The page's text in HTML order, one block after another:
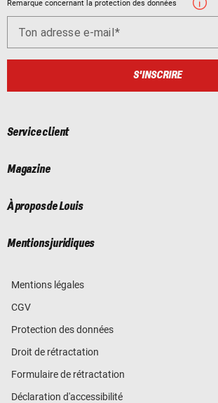
Remarque concernant la protection des données
Ton adresse e-mail
S'INSCRIRE
Service client
Magazine
À propos de Louis
Mentions juridiques
Mentions légales
CGV
Protection des données
Droit de rétractation
Formulaire de rétractation
Déclaration d'accessibilité